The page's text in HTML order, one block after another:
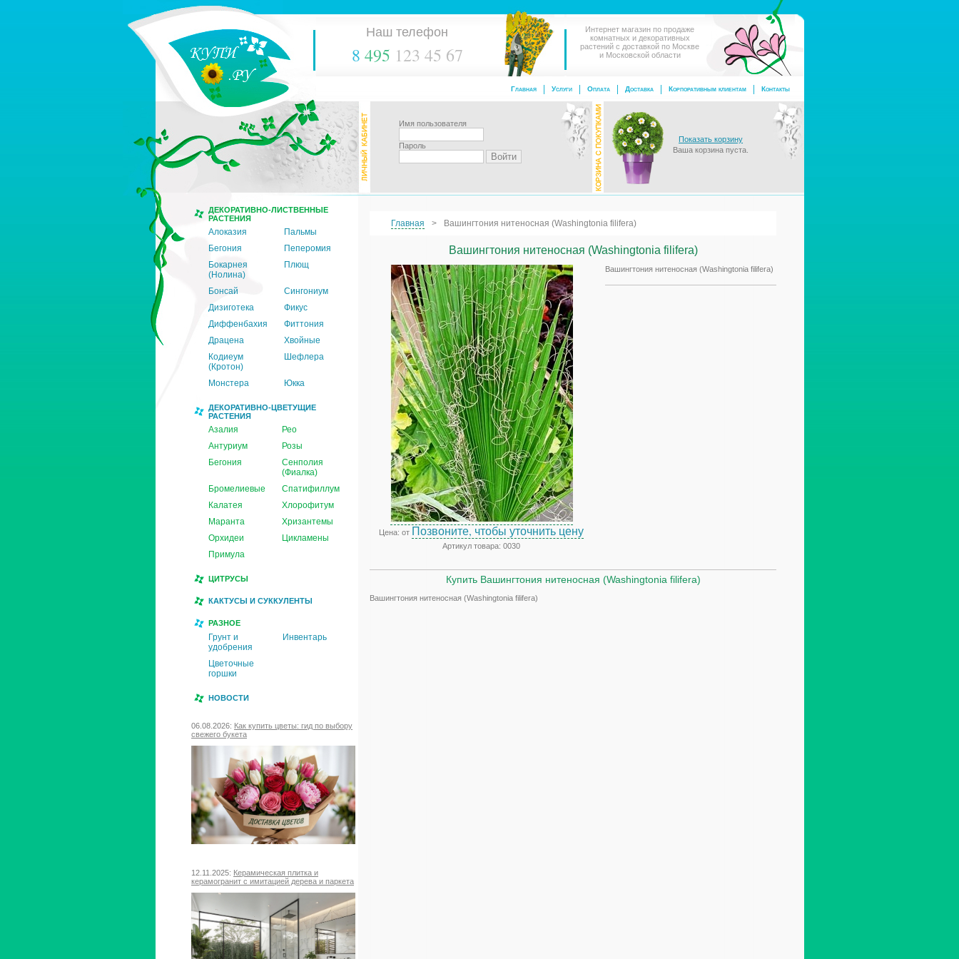
Наш телефон
8 495 123 45 67
Интернет магазин по продаже
комнатных и декоративных
растений с доставкой по Москве
и Московской области
Контакты
Корпоративным клиентам
Доставка
Оплата
Услуги
Главная
Имя пользователя
Пароль
Показать корзину
Ваша корзина пуста.
ДЕКОРАТИВНО-ЛИСТВЕННЫЕ
РАСТЕНИЯ
Алоказия
Пальмы
Бегония
Пеперомия
Бокарнея
(Нолина)
Плющ
Бонсай
Сингониум
Дизиготека
Фикус
Диффенбахия
Фиттония
Драцена
Хвойные
Кодиеум
(Кротон)
Шефлера
Монстера Юкка
ДЕКОРАТИВНО-ЦВЕТУЩИЕ
РАСТЕНИЯ
Азалия
Рео
Антуриум
Розы
Бегония
Сенполия
(Фиалка)
Бромелиевые
Спатифиллум
Калатея
Хлорофитум
Маранта
Хризантемы
Орхидеи
Цикламены
Примула
ЦИТРУСЫ
КАКТУСЫ И СУККУЛЕНТЫ
РАЗНОЕ
Грунт и
удобрения
Инвентарь
Цветочные
горшки
НОВОСТИ
06.08.2026: Как купить цветы: гид по выбору
свежего букета
12.11.2025: Керамическая плитка и
керамогранит с имитацией дерева и паркета
Главная Вашингтония нитеносная (Washingtonia filifera)
Вашингтония нитеносная (Washingtonia filifera)
Цена: от Позвоните, чтобы уточнить цену
Артикул товара: 0030
Вашингтония нитеносная (Washingtonia filifera)
Купить Вашингтония нитеносная (Washingtonia filifera)
Вашингтония нитеносная (Washingtonia filifera)